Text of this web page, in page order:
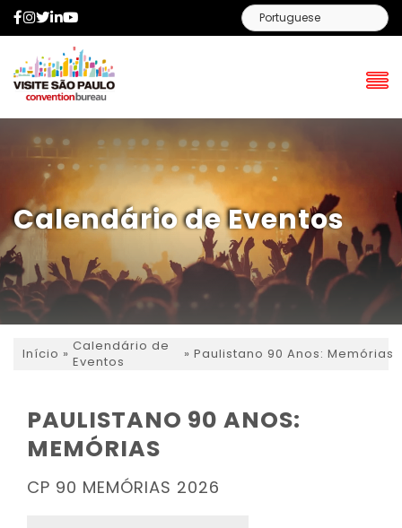
Facebook
Instagram
Twitter
LinkedIn
Calendário de Eventos
Início » Calendário de
Eventos
» Paulistano 90 Anos: Memórias
PAULISTANO 90 ANOS:
MEMÓRIAS
CP 90 MEMÓRIAS 2026